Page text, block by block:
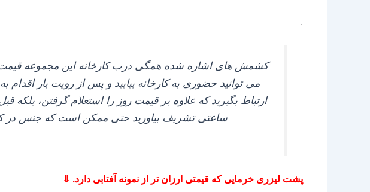
.
کشمش‌ های اشاره شده همگی درب کارخانه این مجموعه قیمت
می‌ توانید حضوری به کارخانه بیایید و پس از رویت بار اقدام
ارتباط بگیرید که علاوه بر قیمت روز را استعلام گرفتن،
ساعتی تشریف بیاورید حتی ممکن است که جنس در
پشت لیزری خرمایی که قیمتی ارزان تر از نمونه آفتابی دارد. ⇓